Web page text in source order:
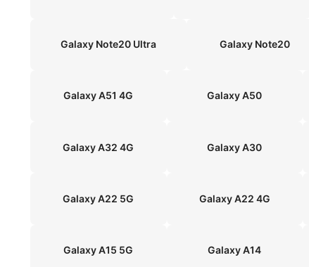
Galaxy Note20 Ultra Galaxy Note20
Galaxy A51 4G Galaxy A50
Galaxy A32 4G Galaxy A30
Galaxy A22 5G Galaxy A22 4G
Galaxy A15 5G Galaxy A14